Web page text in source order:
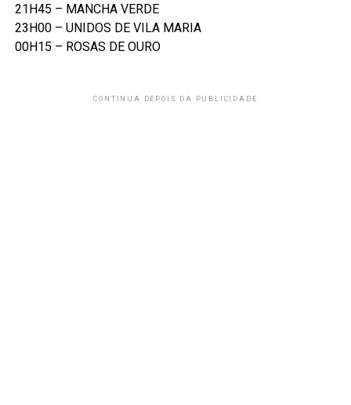
21H45 – MANCHA VERDE
23H00 – UNIDOS DE VILA MARIA
00H15 – ROSAS DE OURO
CONTINUA DEPOIS DA PUBLICIDADE